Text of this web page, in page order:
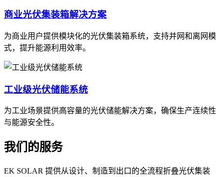
商业光伏集装箱解决方案
为商业用户提供模块化的光伏集装箱系统，支持并网和离网模
式，提升能源利用效率。
工业级光伏储能系统
为工业场景提供高容量的光伏储能解决方案，确保生产连续性
与能源安全性。
我们的服务
EK SOLAR 提供从设计、制造到出口的全流程折叠光伏集装